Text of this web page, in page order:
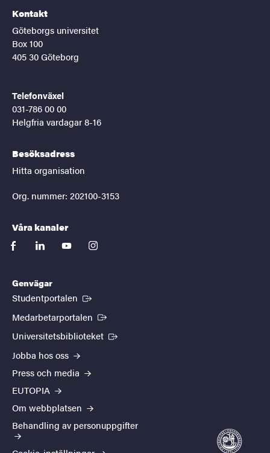
Kontakt
Göteborgs universitet
Box 100
405 30 Göteborg
Telefonväxel
031-786 00 00
Helgfria vardagar 8-16
Besöksadress
Hitta organisation
Org. nummer: 202100-3153
Våra kanaler
facebooklinkedinyoutubeinstagram
Genvägar
Studentportalen (Extern länk)
Medarbetarportalen (Extern länk)
Universitetsbiblioteket (Extern länk)
Jobba hos oss
Press och media
EUTOPIA
Om webbplatsen
Behandling av personuppgifter